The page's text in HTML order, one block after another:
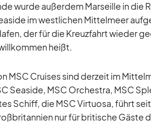
wurde au­ßer­dem Mar­seille in die
im west­li­chen Mit­tel­meer
der für die Kreuz­fahrt wie­der
heißt.
MSC Crui­ses sind der­zeit im
Sea­side, MSC Or­ches­tra, MSC
Schiff, die MSC Vir­tuosa, führt
nur für bri­ti­sche Gäste